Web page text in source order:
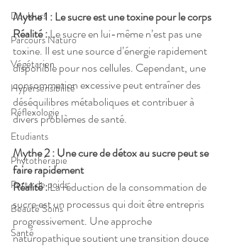
Douleurs
Parcours Naturo
Végétarien
Hypersensibilité
Réflexologie
Etudiants
Phytothérapie
Perte de poids
Beauté Soins
Santé
Mythe 1 : Le sucre est une toxine pour le corps
Réalité : Le sucre en lui-même n’est pas une
toxine. Il est une source d’énergie rapidement
disponible pour nos cellules. Cependant, une
consommation excessive peut entraîner des
déséquilibres métaboliques et contribuer à
divers problèmes de santé.
Mythe 2 : Une cure de détox au sucre peut se
faire rapidement
Réalité : La réduction de la consommation de
sucre est un processus qui doit être entrepris
progressivement. Une approche
naturopathique soutient une transition douce